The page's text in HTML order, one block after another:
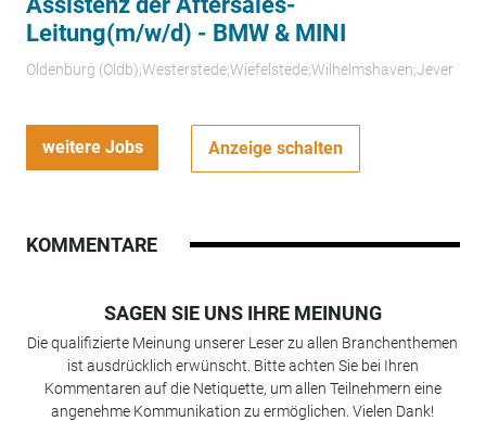
Leitung(m/w/d) - BMW & MINI
Oldenburg (Oldb);Westerstede;Wiefelstede;Wilhelmshaven;Jever
weitere Jobs Anzeige schalten
KOMMENTARE
SAGEN SIE UNS IHRE MEINUNG
Die qualifizierte Meinung unserer Leser zu allen Branchenthemen
ist ausdrücklich erwünscht. Bitte achten Sie bei Ihren
Kommentaren auf die Netiquette, um allen Teilnehmern eine
angenehme Kommunikation zu ermöglichen. Vielen Dank!